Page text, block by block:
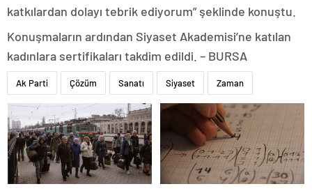
katkılardan dolayı tebrik ediyorum” şeklinde konuştu.
Konuşmaların ardından Siyaset Akademisi’ne katılan
kadınlara sertifikaları takdim edildi. – BURSA
Ak Parti Çözüm Sanatı Siyaset Zaman